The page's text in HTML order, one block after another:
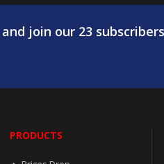
join our 23
PRODUCTS